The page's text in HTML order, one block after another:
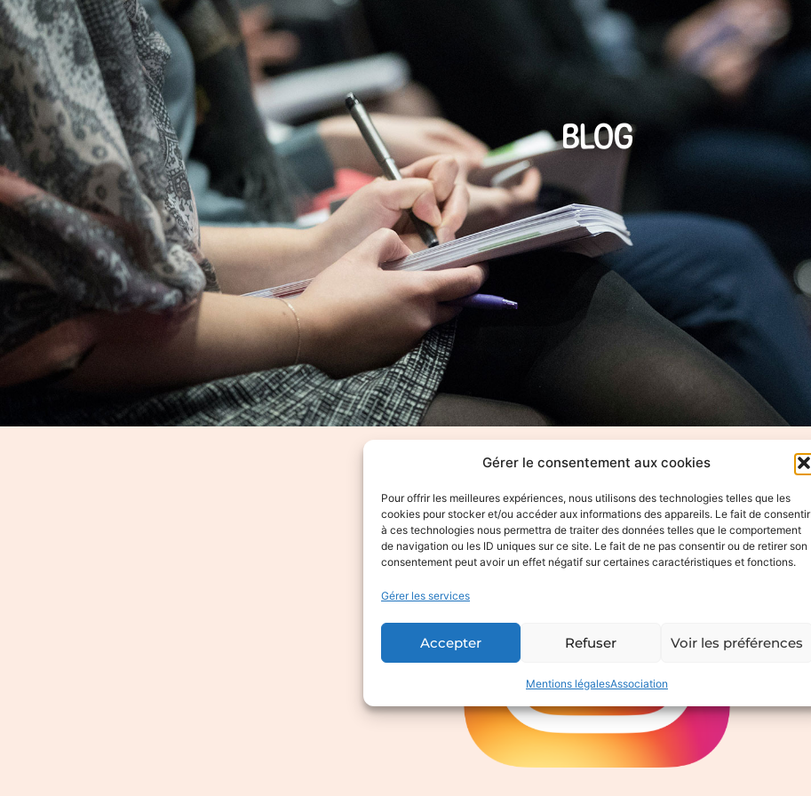
Gérer le consentement aux cookies
Pour offrir les meilleures expériences, nous utilisons des technologies telles que les
cookies pour stocker et/ou accéder aux informations des appareils. Le fait de consentir
à ces technologies nous permettra de traiter des données telles que le comportement
de navigation ou les ID uniques sur ce site. Le fait de ne pas consentir ou de retirer son
consentement peut avoir un effet négatif sur certaines caractéristiques et fonctions.
Gérer les services
Accepter Refuser Voir les préférences
Mentions légalesAssociation
Qui sommes-nous
?
Pop-up and
Do
Ressources
BLOG
Accueil>Actualités>Le Noël des 500